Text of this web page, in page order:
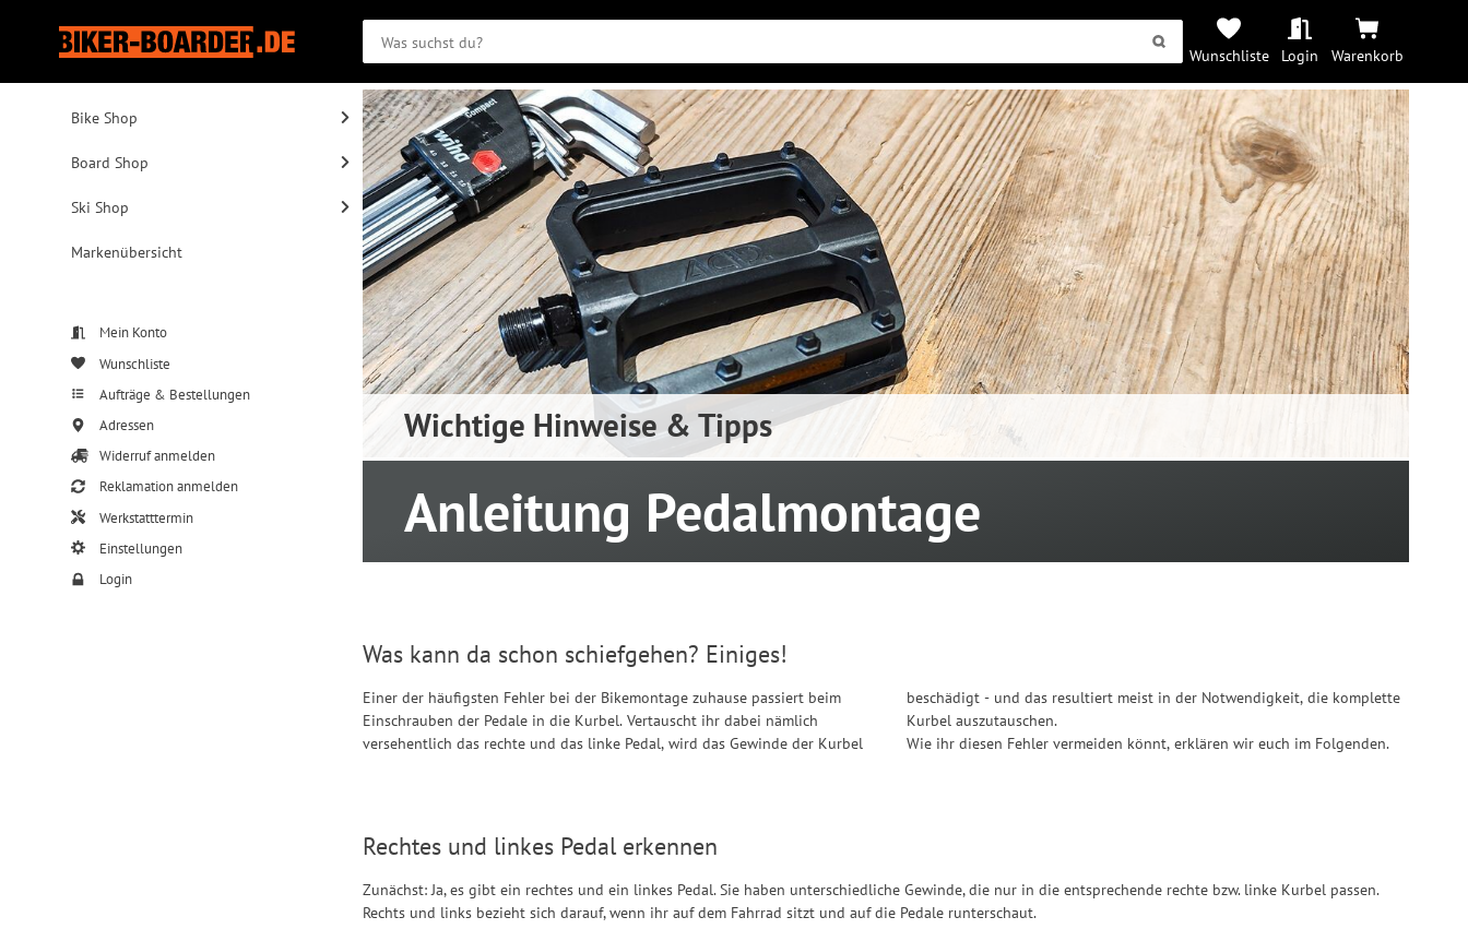
Wunschliste Login Warenkorb
Bike Shop
Board Shop
Ski Shop
Markenübersicht
Mein Konto
Wunschliste
Aufträge & Bestellungen
Adressen
Widerruf anmelden
Reklamation anmelden
Werkstatttermin
Einstellungen
Login
Wichtige Hinweise & Tipps
Anleitung Pedalmontage
Was kann da schon schiefgehen? Einiges!
Einer der häufigsten Fehler bei der Bikemontage zuhause passiert beim
Einschrauben der Pedale in die Kurbel. Vertauscht ihr dabei nämlich
versehentlich das rechte und das linke Pedal, wird das Gewinde der Kurbel
beschädigt - und das resultiert meist in der Notwendigkeit, die komplette
Kurbel auszutauschen.
Wie ihr diesen Fehler vermeiden könnt, erklären wir euch im Folgenden.
Rechtes und linkes Pedal erkennen
Zunächst: Ja, es gibt ein rechtes und ein linkes Pedal. Sie haben unterschiedliche Gewinde, die nur in die entsprechende rechte bzw. linke Kurbel passen.
Rechts und links bezieht sich darauf, wenn ihr auf dem Fahrrad sitzt und auf die Pedale runterschaut.